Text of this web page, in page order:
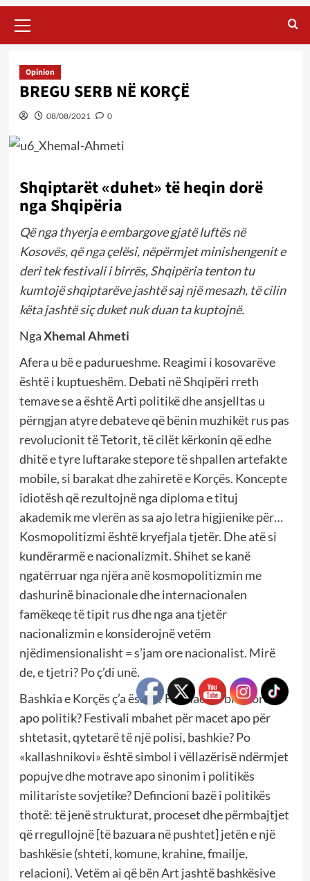
Menu
Opinion
BREGU SERB NË KORÇË
08/08/2021 0
Shqiptarët «duhet» të heqin dorë
nga Shqipëria
Që nga thyerja e embargove gjatë luftës në
Kosovës, që nga çelësi, nëpërmjet minishengenit e
deri tek festivali i birrës, Shqipëria tenton tu
kumtojë shqiptarëve jashtë saj një mesazh, të cilin
këta jashtë siç duket nuk duan ta kuptojnë.
NgaXhemal Ahmeti
Afera u bë e padurueshme. Reagimi i kosovarëve
është i kuptueshëm. Debati në Shqipëri rreth
temave se a është Arti politikë dhe ansjelltas u
përngjan atyre debateve që bënin muzhikët rus pas
revolucionit të Tetorit, të cilët kërkonin që edhe
dhitë e tyre luftarake stepore të shpallen artefakte
mobile, si barakat dhe zahiretë e Korçës. Koncepte
idiotësh që rezultojnë nga diploma e tituj
akademik me vlerën as sa ajo letra higjienike për…
Kosmopolitizmi është kryefjala tjetër. Dhe atë si
kundërarmë e nacionalizmit. Shihet se kanë
ngatërruar nga njëra anë kosmopolitizmin me
dashurinë binacionale dhe internacionalen
famëkeqe të tipit rus dhe nga ana tjetër
nacionalizmin e konsiderojnë vetëm
njëdimensionalisht = s’jam ore nacionalist. Mirë
de, e tjetri? Po ç’di unë.
Bashkia e Korçës ç’a është? Formacion blegtorësh
apo politik? Festivali mbahet për macet apo për
shtetasit, qytetarë të një polisi, bashkie? Po
«kallashnikovi» është simbol i vëllazërisë ndërmjet
popujve dhe motrave apo sinonim i politikës
militariste sovjetike? Defincioni bazë i politikës
thotë: të jenë strukturat, proceset dhe përmbajtjet
që rregullojnë [të bazuara në pushtet] jetën e një
bashkësie (shteti, komune, krahine, fmailje,
relacioni). Vetëm ai që bën Art jashtë bashkësive